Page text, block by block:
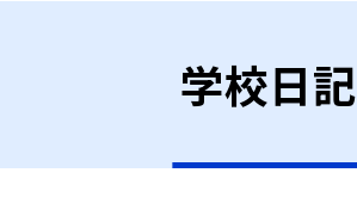
学校日記